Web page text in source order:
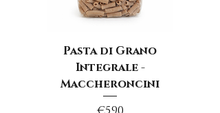
Pasta di Grano
Integrale -
Maccheroncini